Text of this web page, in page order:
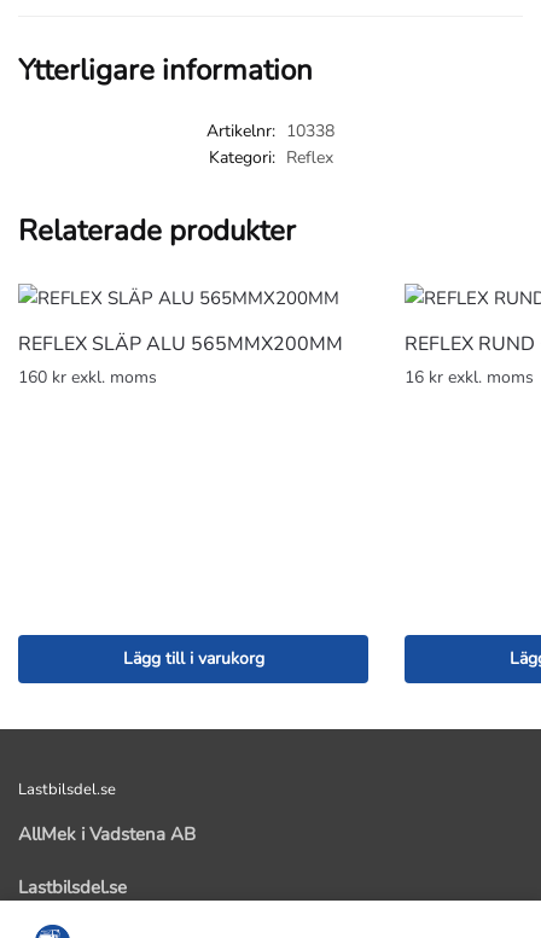
Ytterligare information
Artikelnr: 10338
Kategori: Reflex
Relaterade produkter
REFLEX SLÄP ALU 565MMX200MM
160 kr exkl. moms
Lägg till i varukorg
REFLEX
16 kr exkl. moms
Lastbilsdel.se
AllMek i Vadstena AB
Lastbilsdel.se